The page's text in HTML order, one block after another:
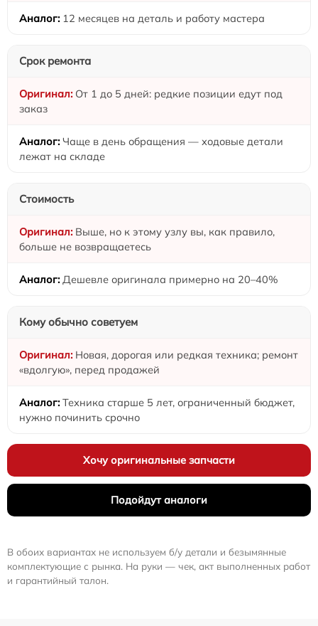
12 месяцев на деталь и работу мастера
Срок ремонта
От 1 до 5 дней: редкие позиции едут под
заказ
Чаще в день обращения — ходовые детали
лежат на складе
Стоимость
Выше, но к этому узлу вы, как правило,
больше не возвращаетесь
Дешевле оригинала примерно на 20–40%
Кому обычно советуем
Новая, дорогая или редкая техника; ремонт
«вдолгую», перед продажей
Техника старше 5 лет, ограниченный бюджет,
нужно починить срочно
Хочу оригинальные запчасти
Подойдут аналоги
В обоих вариантах не используем б/у детали и безымянные
комплектующие с рынка. На руки — чек, акт выполненных работ
и гарантийный талон.